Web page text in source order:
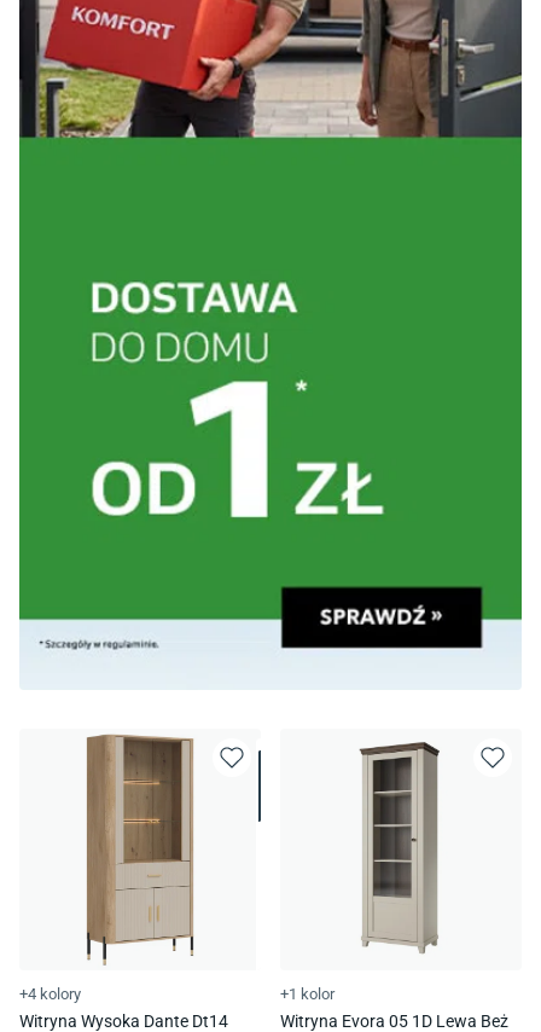
+4 kolory
Witryna Wysoka Dante Dt14
+1 kolor
Witryna Evora 05 1D Lewa Beż